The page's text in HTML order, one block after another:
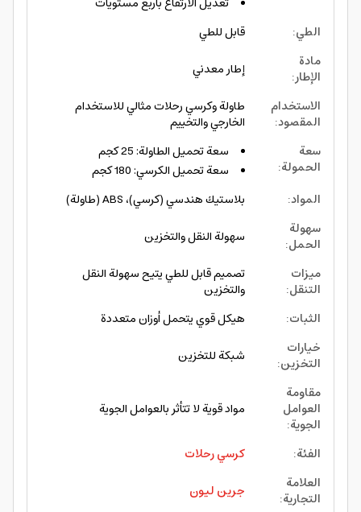
الطي:
قابل للطي
مادة
الإطار:
إطار معدني
الاستخدام
المقصود:
طاولة وكرسي رحلات مثالي للاستخدام
الخارجي والتخييم
سعة
الحمولة:
سعة تحميل الطاولة: 25 كجم
سعة تحميل الكرسي: 180 كجم
المواد:
بلاستيك هندسي (كرسي)، ABS (طاولة)
سهولة
الحمل:
سهولة النقل والتخزين
ميزات
التنقل:
تصميم قابل للطي يتيح سهولة النقل
والتخزين
الثبات:
هيكل قوي يتحمل أوزان متعددة
خيارات
التخزين:
شبكة للتخزين
مقاومة
العوامل
الجوية:
مواد قوية لا تتأثر بالعوامل الجوية
الفئة:
كرسي رحلات
العلامة
التجارية:
جرين ليون